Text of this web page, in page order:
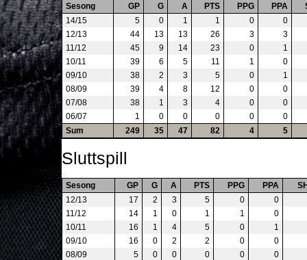
Sesong GP G A PTS PPG PPA
14/15
5 0 1 1 0
0
12/13
44 13 13 26 3
3
11/12
45 9 14 23 0
1
10/11
39 6 5 11 1
0
09/10
38 2 3 5 0
1
08/09
39 4 8 12 0
0
07/08
38 1 3 4 0
0
06/07
1 0 0 0 0
0
Sum
249 35 47 82 4 5
Sluttspill
Sesong GP G A PTS PPG PPA
12/13
17 2 3 5 0
0
11/12
14 1 0 1 1
0
10/11
16 1 4 5 0
1
09/10
16 0 2 2 0
0
08/09
5 0 0 0 0
0